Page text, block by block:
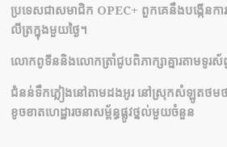
ប្រទេសជាសមាជិក OPEC+​ ពួកគេនឹងបង្កើនក
លីត្រក្នុងមួយថ្ងៃ។
លោកពូទីននិងលោកត្រាំជូបពិភាក្សាគ្នារតាមទូរ
ជំនន់​ទឹកភ្លៀង​នៅ​តាម​ដងអូរ​ នៅ​ស្រុក​សំឡូត​ថ
ខូចខាត​ហេដ្ឋារចនាសម្ព័ន្ធ​ផ្លូវថ្នល់​មួយ​ចំនួន